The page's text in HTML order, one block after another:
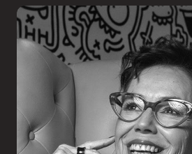
Academias
Inscribir